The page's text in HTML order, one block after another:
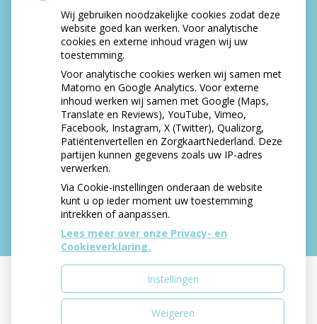
NIEUWS
Let op: valse Infomedics-mails over
openstaande rekening
Tanden bleken? Laat het veilig doen!
Gezond tandvlees: de basis voor een gezonde
mond
Naar de tandarts in het buitenland? Wees op je
hoede!
(Mond)zorgkosten gemaakt in 2025? Check of
die aftrekbaar zijn
Uw Zorg Online|Beheer
Wij gebruiken noodzakelijke cookies zodat deze
website goed kan werken. Voor analytische
cookies en externe inhoud vragen wij uw
toestemming.
Voor analytische cookies werken wij samen met
Matomo en Google Analytics. Voor externe
inhoud werken wij samen met Google (Maps,
Translate en Reviews), YouTube, Vimeo,
Facebook, Instagram, X (Twitter), Qualizorg,
Patiëntenvertellen en ZorgkaartNederland. Deze
partijen kunnen gegevens zoals uw IP-adres
verwerken.
Via Cookie-instellingen onderaan de website
kunt u op ieder moment uw toestemming
intrekken of aanpassen.
Lees meer over onze Privacy- en
Cookieverklaring.
Instellingen
Weigeren